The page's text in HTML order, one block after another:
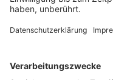
Über NDIX
NDIX ist ein